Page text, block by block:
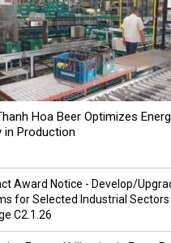
Hoa Beer Optimizes
in Production
Award Notice - Develop/
for Selected Industrial Sectors
C2.1.26